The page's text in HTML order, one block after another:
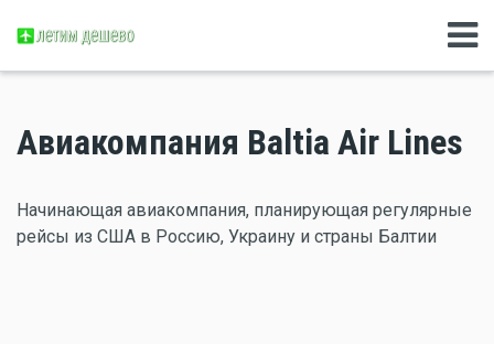
Авиакомпания Baltia Air Lines
Начинающая авиакомпания, планирующая регулярные
рейсы из США в Россию, Украину и страны Балтии